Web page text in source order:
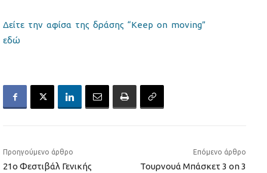
Δείτε την αφίσα της δράσης “Keep on moving”
εδώ
Προηγούμενο άρθρο
21ο Φεστιβάλ Γενικής
Επόμενο άρθρο
Τουρνουά Μπάσκετ 3 on 3